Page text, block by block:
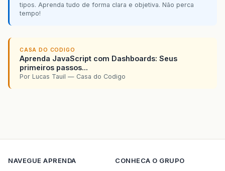
tipos. Aprenda tudo de forma clara e objetiva. Não perca
tempo!
CASA DO CODIGO
Aprenda JavaScript com Dashboards: Seus
primeiros passos...
Por Lucas Tauil — Casa do Codigo
NAVEGUE APRENDA
CONHECA O GRUPO